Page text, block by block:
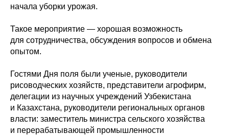
начала уборки урожая.
Такое мероприятие — хорошая возможность
для сотрудничества, обсуждения вопросов и обмена
опытом.
Гостями Дня поля были ученые, руководители
рисоводческих хозяйств, представители агрофирм,
делегации из научных учреждений Узбекистана
и Казахстана, руководители региональных органов
власти: заместитель министра сельского хозяйства
и перерабатывающей промышленности